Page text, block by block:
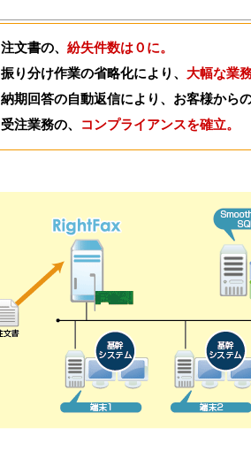
注文書の、紛失件数は０に。
振り分け作業の省略化により、 大幅な業
納期回答の自動返信により、お客様から
受注業務の、
コンプライアンスを確立。